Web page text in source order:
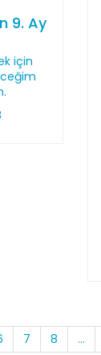
9. Ay
için
7 8 ...